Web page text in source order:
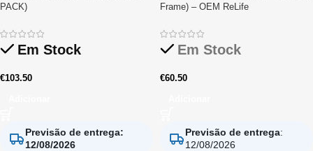
PACK)
Em Stock
€103.50
Previsão de entrega:
12/08/2026
Frame) – OEM ReLife
Em Stock
€60.50
Previsão de entrega:
12/08/2026